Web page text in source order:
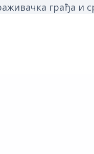
грађа и